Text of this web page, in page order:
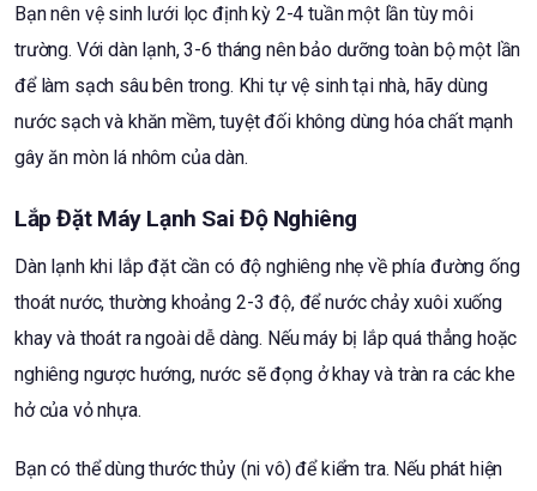
Bạn nên vệ sinh lưới lọc định kỳ 2-4 tuần một lần tùy môi
trường. Với dàn lạnh, 3-6 tháng nên bảo dưỡng toàn bộ một lần
để làm sạch sâu bên trong. Khi tự vệ sinh tại nhà, hãy dùng
nước sạch và khăn mềm, tuyệt đối không dùng hóa chất mạnh
gây ăn mòn lá nhôm của dàn.
Lắp Đặt Máy Lạnh Sai Độ Nghiêng
Dàn lạnh khi lắp đặt cần có độ nghiêng nhẹ về phía đường ống
thoát nước, thường khoảng 2-3 độ, để nước chảy xuôi xuống
khay và thoát ra ngoài dễ dàng. Nếu máy bị lắp quá thẳng hoặc
nghiêng ngược hướng, nước sẽ đọng ở khay và tràn ra các khe
hở của vỏ nhựa.
Bạn có thể dùng thước thủy (ni vô) để kiểm tra. Nếu phát hiện